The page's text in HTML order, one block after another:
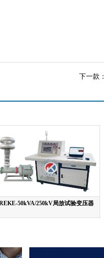
下一款：
50kVA/250kV局放试验变压器